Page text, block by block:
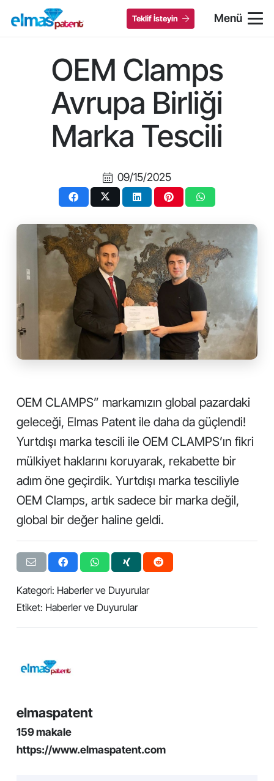
Teklif İsteyin Menü
OEM Clamps
Avrupa Birliği
Marka Tescili
09/15/2025
OEM CLAMPS” markamızın global pazardaki
geleceği, Elmas Patent ile daha da güçlendi!
Yurtdışı marka tescili ile OEM CLAMPS’ın fikri
mülkiyet haklarını koruyarak, rekabette bir
adım öne geçirdik. Yurtdışı marka tesciliyle
OEM Clamps, artık sadece bir marka değil,
global bir değer haline geldi.
Kategori: Haberler ve Duyurular
Etiket: Haberler ve Duyurular
elmaspatent
159 makale
https://www.elmaspatent.com